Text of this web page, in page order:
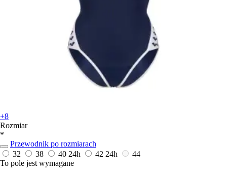
+8
Rozmiar
*
Przewodnik po rozmiarach
32
38 40 24h 42 24h
44
To pole jest wymagane